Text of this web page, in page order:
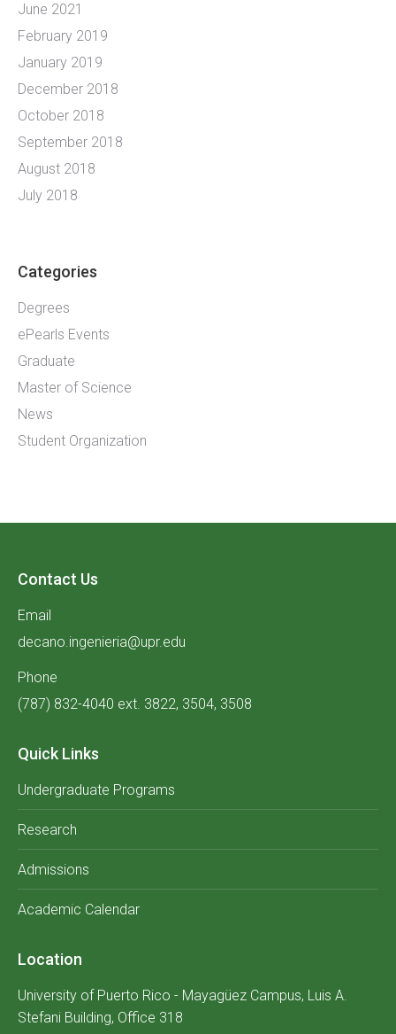
June 2021
February 2019
January 2019
December 2018
October 2018
September 2018
August 2018
July 2018
Categories
Degrees
ePearls Events
Graduate
Master of Science
News
Student Organization
Contact Us
Email
decano.ingenieria@upr.edu
Phone
(787) 832-4040 ext. 3822, 3504, 3508
Quick Links
Undergraduate Programs
Research
Admissions
Academic Calendar
Location
University of Puerto Rico - Mayagüez Campus, Luis A.
Stefani Building, Office 318